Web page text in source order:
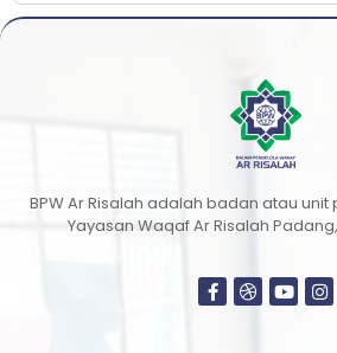
BPW Ar Risalah adalah badan atau
Yayasan Waqaf Ar Risalah